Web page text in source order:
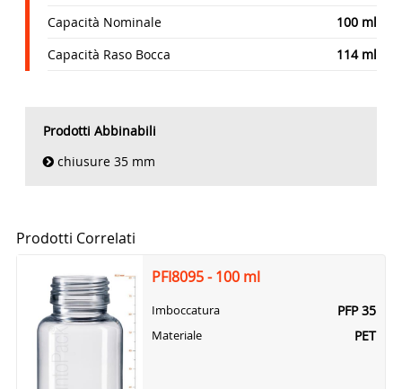
Capacità Nominale
100 ml
Capacità Raso Bocca
114 ml
Prodotti Abbinabili
chiusure 35 mm
Prodotti Correlati
PFI8095 - 100 ml
Imboccatura PFP 35
Materiale PET